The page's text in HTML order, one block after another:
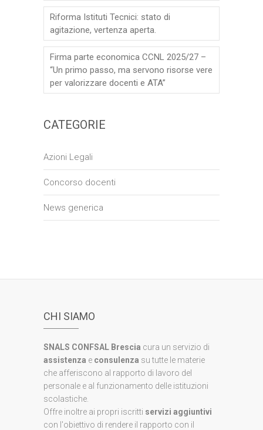
Riforma Istituti Tecnici: stato di
agitazione, vertenza aperta.
Firma parte economica CCNL 2025/27 –
“Un primo passo, ma servono risorse vere
per valorizzare docenti e ATA”
CATEGORIE
Azioni Legali
Concorso docenti
News generica
CHI SIAMO
SNALS CONFSAL Brescia cura un servizio di
assistenza e consulenza su tutte le materie
che afferiscono al rapporto di lavoro del
personale e al funzionamento delle istituzioni
scolastiche.
Offre inoltre ai propri iscritti servizi aggiuntivi
con l'obiettivo di rendere il rapporto con il